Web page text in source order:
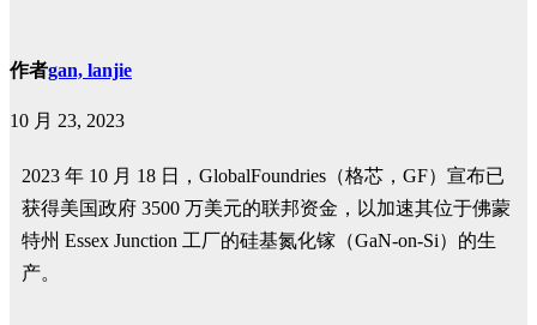
作者gan, lanjie
10 月 23, 2023
2023 年 10 月 18 日，GlobalFoundries（格芯，GF）宣布已
获得美国政府 3500 万美元的联邦资金，以加速其位于佛蒙
特州 Essex Junction 工厂的硅基氮化镓（GaN-on-Si）的生
产。